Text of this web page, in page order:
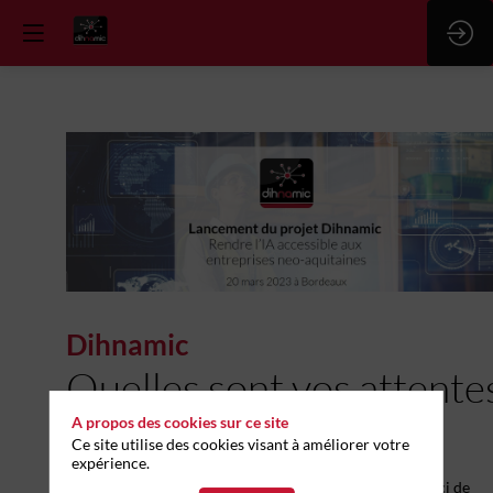
Dihnamic
Quelles sont vos
?
Afin d'améliorer notre offre de services Dihnamic, merci de
A propos des cookies sur ce site
Ce site utilise des cookies visant à améliorer votre
expérience.